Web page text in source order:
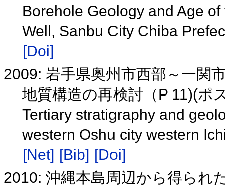
Borehole Geology and Age
Well, Sanbu City Chiba
[Doi]
2009: 岩手県奥州市西部～一関
地質構造の再検討（P 11)(ポ
Tertiary stratigraphy and
western Oshu city western
[Net] [Bib] [Doi]
2010: 沖縄本島周辺から得られ